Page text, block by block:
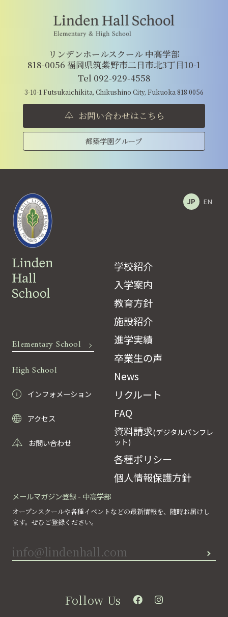
リンデンホールスクール 中高学部
818-0056 福岡県筑紫野市二日市北3丁目10-1
Tel 092-929-4558
3-10-1 Futsukaichikita, Chikushino City, Fukuoka 818 0056
お問い合わせはこちら
都築学園グループ
Elementary School
High School
JP EN
学校紹介
入学案内
教育方針
施設紹介
進学実績
卒業生の声
News
リクルート
FAQ
資料請求(デジタルパンフレ
ット)
各種ポリシー
個人情報保護方針
インフォメーション
アクセス
お問い合わせ
メールマガジン登録 - 中高学部
オープンスクールや各種イベントなどの最新情報を、随時お届けし
ます。ぜひご登録ください。
Follow Us